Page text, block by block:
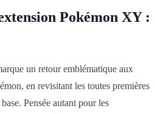
Pokémon XY :
un retour emblématique aux
en revisitant les toutes premières
Pensée autant pour les